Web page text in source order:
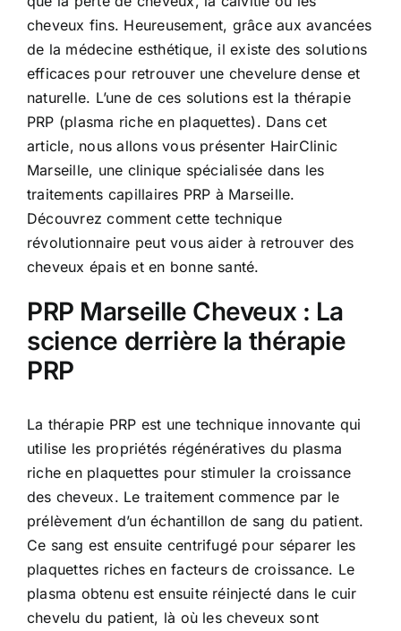
cheveux fins. Heureusement, grâce aux avancées
de la médecine esthétique, il existe des solutions
efficaces pour retrouver une chevelure dense et
naturelle. L’une de ces solutions est la thérapie
PRP (plasma riche en plaquettes). Dans cet
article, nous allons vous présenter HairClinic
Marseille, une clinique spécialisée dans les
traitements capillaires PRP à Marseille.
Découvrez comment cette technique
révolutionnaire peut vous aider à retrouver des
cheveux épais et en bonne santé.
PRP Marseille Cheveux : La
science derrière la thérapie
PRP
La thérapie PRP est une technique innovante qui
utilise les propriétés régénératives du plasma
riche en plaquettes pour stimuler la croissance
des cheveux. Le traitement commence par le
prélèvement d’un échantillon de sang du patient.
Ce sang est ensuite centrifugé pour séparer les
plaquettes riches en facteurs de croissance. Le
plasma obtenu est ensuite réinjecté dans le cuir
chevelu du patient, là où les cheveux sont